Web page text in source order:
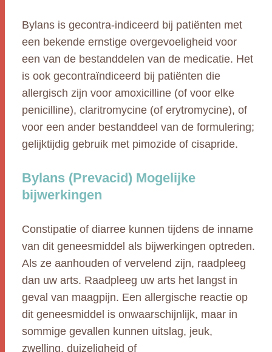
Bylans is gecontra-indiceerd bij patiënten met
een bekende ernstige overgevoeligheid voor
een van de bestanddelen van de medicatie. Het
is ook gecontraïndiceerd bij patiënten die
allergisch zijn voor amoxicilline (of voor elke
penicilline), claritromycine (of erytromycine), of
voor een ander bestanddeel van de formulering;
gelijktijdig gebruik met pimozide of cisapride.
Bylans (Prevacid) Mogelijke
bijwerkingen
Constipatie of diarree kunnen tijdens de inname
van dit geneesmiddel als bijwerkingen optreden.
Als ze aanhouden of vervelend zijn, raadpleeg
dan uw arts. Raadpleeg uw arts het langst in
geval van maagpijn. Een allergische reactie op
dit geneesmiddel is onwaarschijnlijk, maar in
sommige gevallen kunnen uitslag, jeuk,
zwelling, duizeligheid of